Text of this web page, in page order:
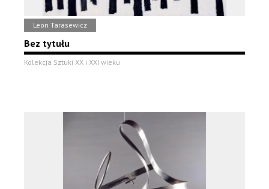
Leon Tarasewicz
Bez tytułu
Kolekcja Sztuki XX i XXI wieku